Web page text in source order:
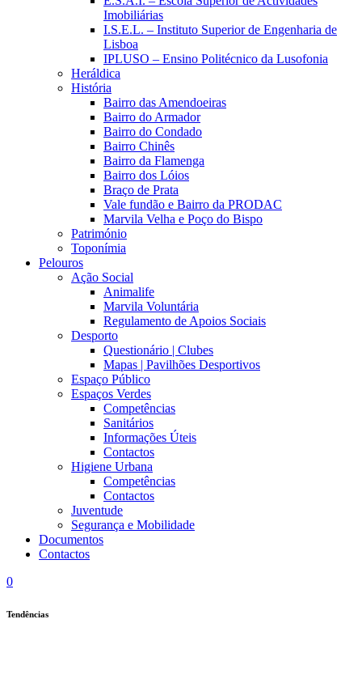
Imobiliárias
I.S.E.L. – Instituto Superior de Engenharia de
Lisboa
IPLUSO – Ensino Politécnico da Lusofonia
Heráldica
História
Bairro das Amendoeiras
Bairro do Armador
Bairro do Condado
Bairro Chinês
Bairro da Flamenga
Bairro dos Lóios
Braço de Prata
Vale fundão e Bairro da PRODAC
Marvila Velha e Poço do Bispo
Património
Toponímia
Pelouros
Ação Social
Animalife
Marvila Voluntária
Regulamento de Apoios Sociais
Desporto
Questionário | Clubes
Mapas | Pavilhões Desportivos
Espaço Público
Espaços Verdes
Competências
Sanitários
Informações Úteis
Contactos
Higiene Urbana
Competências
Contactos
Juventude
Segurança e Mobilidade
Documentos
Contactos
0
Tendências